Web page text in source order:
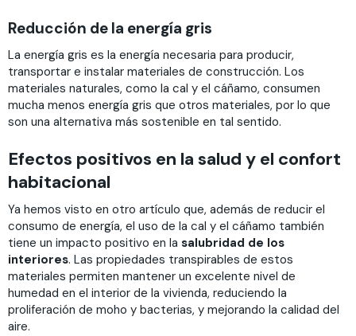
Reducción de la energía gris
La energía gris es la energía necesaria para producir,
transportar e instalar materiales de construcción. Los
materiales naturales, como la cal y el cáñamo, consumen
mucha menos energía gris que otros materiales, por lo que
son una alternativa más sostenible en tal sentido.
Efectos positivos en la salud y el confort
habitacional
Ya hemos visto en otro artículo que, además de reducir el
consumo de energía, el uso de la cal y el cáñamo también
tiene un impacto positivo en la salubridad de los
interiores. Las propiedades transpirables de estos
materiales permiten mantener un excelente nivel de
humedad en el interior de la vivienda, reduciendo la
proliferación de moho y bacterias, y mejorando la calidad del
aire.